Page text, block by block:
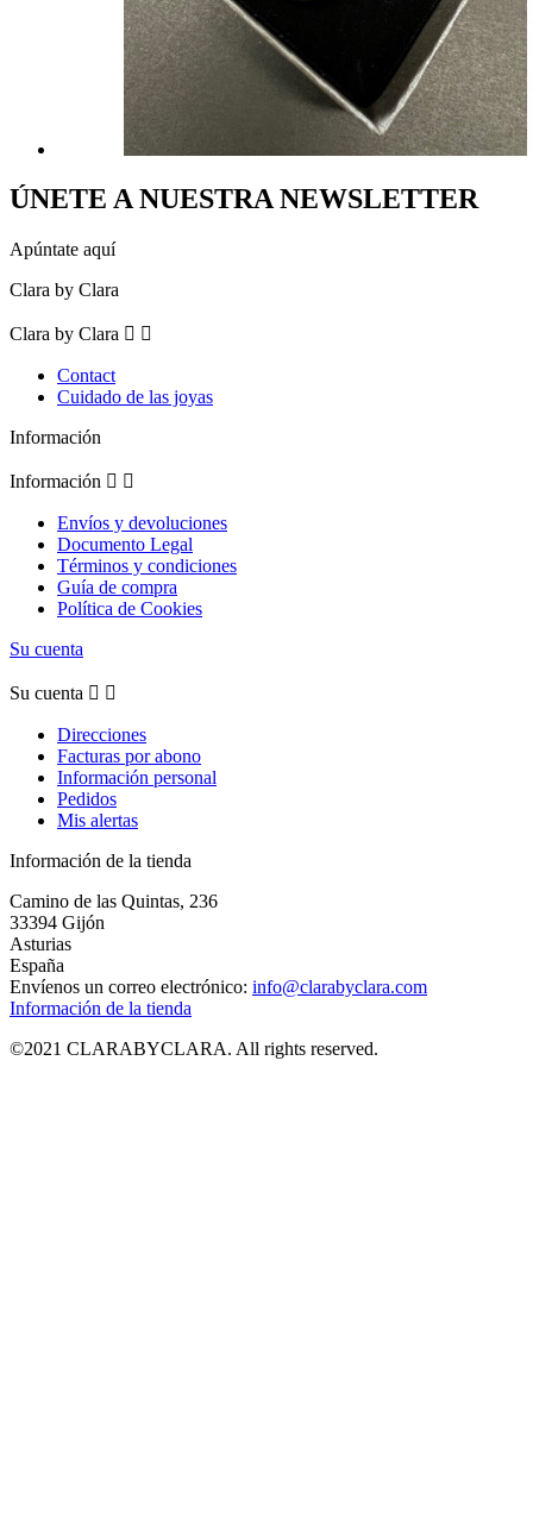
ÚNETE A NUESTRA NEWSLETTER
Apúntate aquí
Clara by Clara
Clara by Clara  
Contact
Cuidado de las joyas
Información
Información  
Envíos y devoluciones
Documento Legal
Términos y condiciones
Guía de compra
Política de Cookies
Su cuenta
Su cuenta  
Direcciones
Facturas por abono
Información personal
Pedidos
Mis alertas
Información de la tienda
Camino de las Quintas, 236
33394 Gijón
Asturias
España
Envíenos un correo electrónico: info@clarabyclara.com
Información de la tienda
©2021 CLARABYCLARA. All rights reserved.